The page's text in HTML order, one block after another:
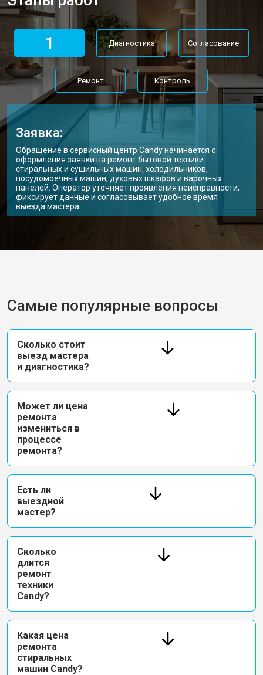
1 Диагностика Согласование
Ремонт Контроль
Заявка:
Обращение в сервисный центр Candy начинается с
оформления заявки на ремонт бытовой техники:
стиральных и сушильных машин, холодильников,
посудомоечных машин, духовых шкафов и варочных
панелей. Оператор уточняет проявления неисправности,
фиксирует данные и согласовывает удобное время
выезда мастера.
Самые популярные вопросы
Сколько стоит
выезд мастера
и диагностика?
Может ли цена
ремонта
измениться в
процессе
ремонта?
Есть ли
выездной
мастер?
Сколько
длится
ремонт
техники
Candy?
Какая цена
ремонта
стиральных
машин Candy?